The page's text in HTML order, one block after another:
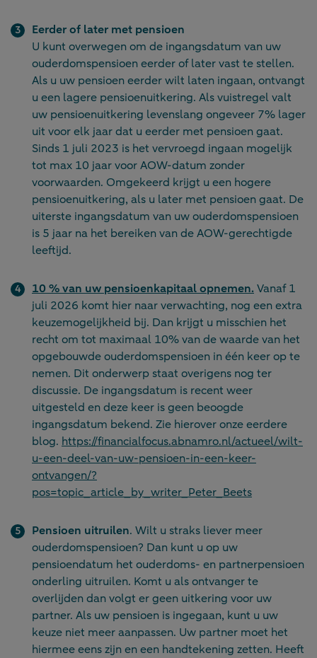
Eerder of later met pensioen
U kunt overwegen om de ingangsdatum van uw
ouderdomspensioen eerder of later vast te stellen.
Als u uw pensioen eerder wilt laten ingaan, ontvangt
u een lagere pensioenuitkering. Als vuistregel valt
uw pensioenuitkering levenslang ongeveer 7% lager
uit voor elk jaar dat u eerder met pensioen gaat.
Sinds 1 juli 2023 is het vervroegd ingaan mogelijk
tot max 10 jaar voor AOW-datum zonder
voorwaarden. Omgekeerd krijgt u een hogere
pensioenuitkering, als u later met pensioen gaat. De
uiterste ingangsdatum van uw ouderdomspensioen
is 5 jaar na het bereiken van de AOW-gerechtigde
leeftijd.
10 % van uw pensioenkapitaal opnemen. Vanaf 1
juli 2026 komt hier naar verwachting, nog een extra
keuzemogelijkheid bij. Dan krijgt u misschien het
recht om tot maximaal 10% van de waarde van het
opgebouwde ouderdomspensioen in één keer op te
nemen. Dit onderwerp staat overigens nog ter
discussie. De ingangsdatum is recent weer
uitgesteld en deze keer is geen beoogde
ingangsdatum bekend. Zie hierover onze eerdere
blog. https://financialfocus.abnamro.nl/actueel/wilt-
u-een-deel-van-uw-pensioen-in-een-keer-
ontvangen/?
pos=topic_article_by_writer_Peter_Beets
Pensioen uitruilen. Wilt u straks liever meer
ouderdomspensioen? Dan kunt u op uw
pensioendatum het ouderdoms- en partnerpensioen
onderling uitruilen. Komt u als ontvanger te
overlijden dan volgt er geen uitkering voor uw
partner. Als uw pensioen is ingegaan, kunt u uw
keuze niet meer aanpassen. Uw partner moet het
hiermee eens zijn en een handtekening zetten. Heeft